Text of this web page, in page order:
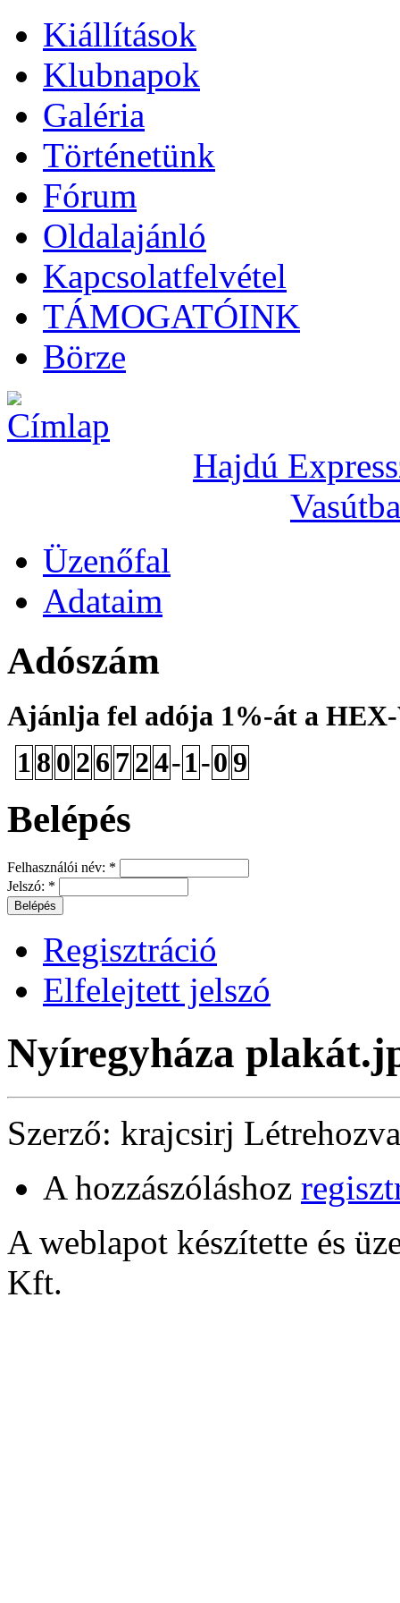
Kiállítások
Klubnapok
Galéria
Történetünk
Fórum
Oldalajánló
Kapcsolatfelvétel
TÁMOGATÓINK
Börze
Hajdú
Üzenőfal
Adataim
Adószám
Ajánlja fel adója 1%-át a HEX-
1 8 0 2 6 7 2 4-1-0 9
Belépés
Felhasználói név: *
Jelszó: *
Regisztráció
Elfelejtett jelszó
Nyíregyháza
Szerző: krajcsirj
A hozzászóláshoz
A weblapot készítette és
Kft.